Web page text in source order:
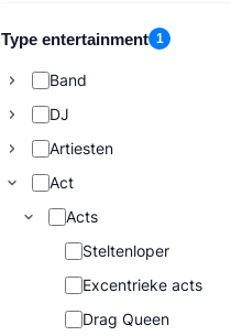
Type entertainment 1
Band
DJ
Artiesten
Act
Acts
Steltenloper
Excentrieke acts
Drag Queen